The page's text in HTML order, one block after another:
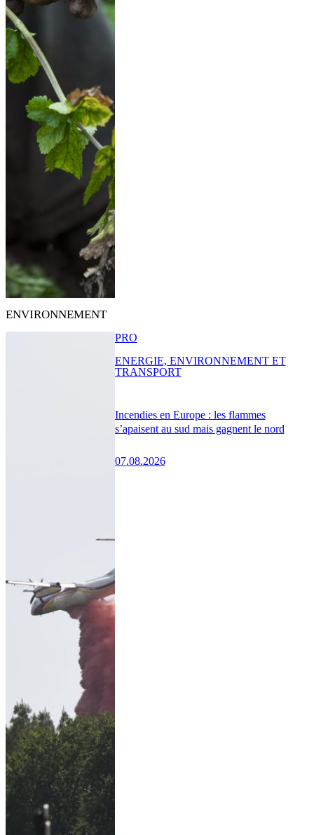
ENVIRONNEMENT
Incendies en Europe : les flammes
s’apaisent au sud mais gagnent le nord
07.08.2026
PRO
ENERGIE, ENVIRONNEMENT ET
TRANSPORT